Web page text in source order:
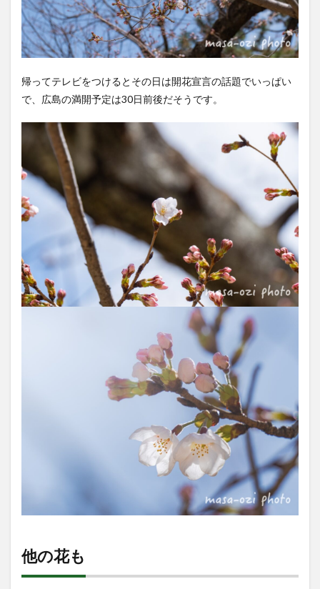
帰ってテレビをつけるとその日は開花宣言の話題でいっぱい
で、広島の満開予定は30日前後だそうです。
他の花も